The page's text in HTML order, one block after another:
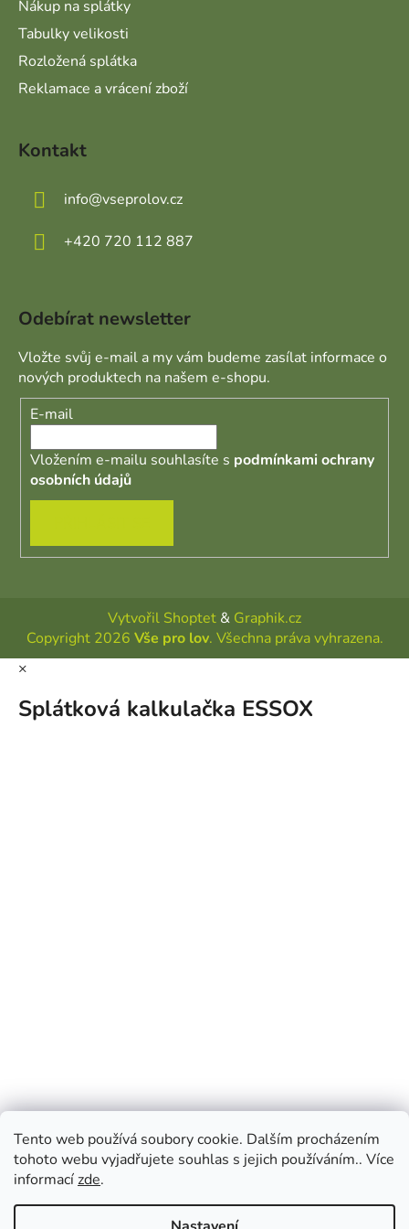
Tento web používá soubory cookie. Dalším procházením
tohoto webu vyjadřujete souhlas s jejich používáním.. Více
informacízde.
Nákup na splátky
Tabulky velikosti
Rozložená splátka
Reklamace a vrácení zboží
Kontakt
info@vseprolov.cz
+420 720 112 887
Odebírat newsletter
Vložte svůj e-mail a my vám budeme zasílat informace o
nových produktech na našem e-shopu.
E-mail
Vložením e-mailu souhlasíte s podmínkami ochrany
osobních údajů
Vytvořil Shoptet & Graphik.cz
Copyright 2026 Vše pro lov. Všechna práva vyhrazena.
×
Splátková kalkulačka ESSOX